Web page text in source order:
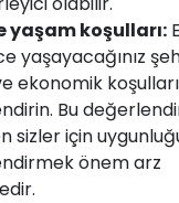
yaşam koşulları:
yaşayacağınız
ekonomik
Bu
sizler için
önem arz